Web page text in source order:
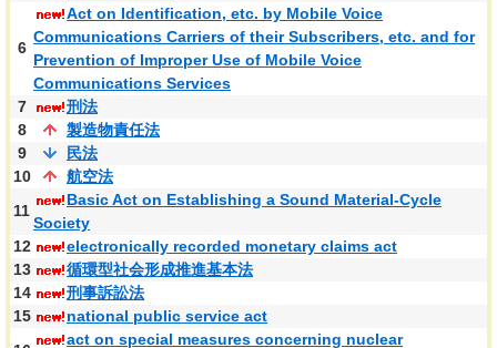
6
Act on Identification, etc. by Mobile Voice
Communications Carriers of their Subscribers, etc. and for
Prevention of Improper Use of Mobile Voice
Communications Services
7
刑法
8
製造物責任法
9
民法
10
航空法
11
Basic Act on Establishing a Sound Material-Cycle
Society
12
electronically recorded monetary claims act
13
循環型社会形成推進基本法
14
刑事訴訟法
15
national public service act
act on special measures concerning nuclear